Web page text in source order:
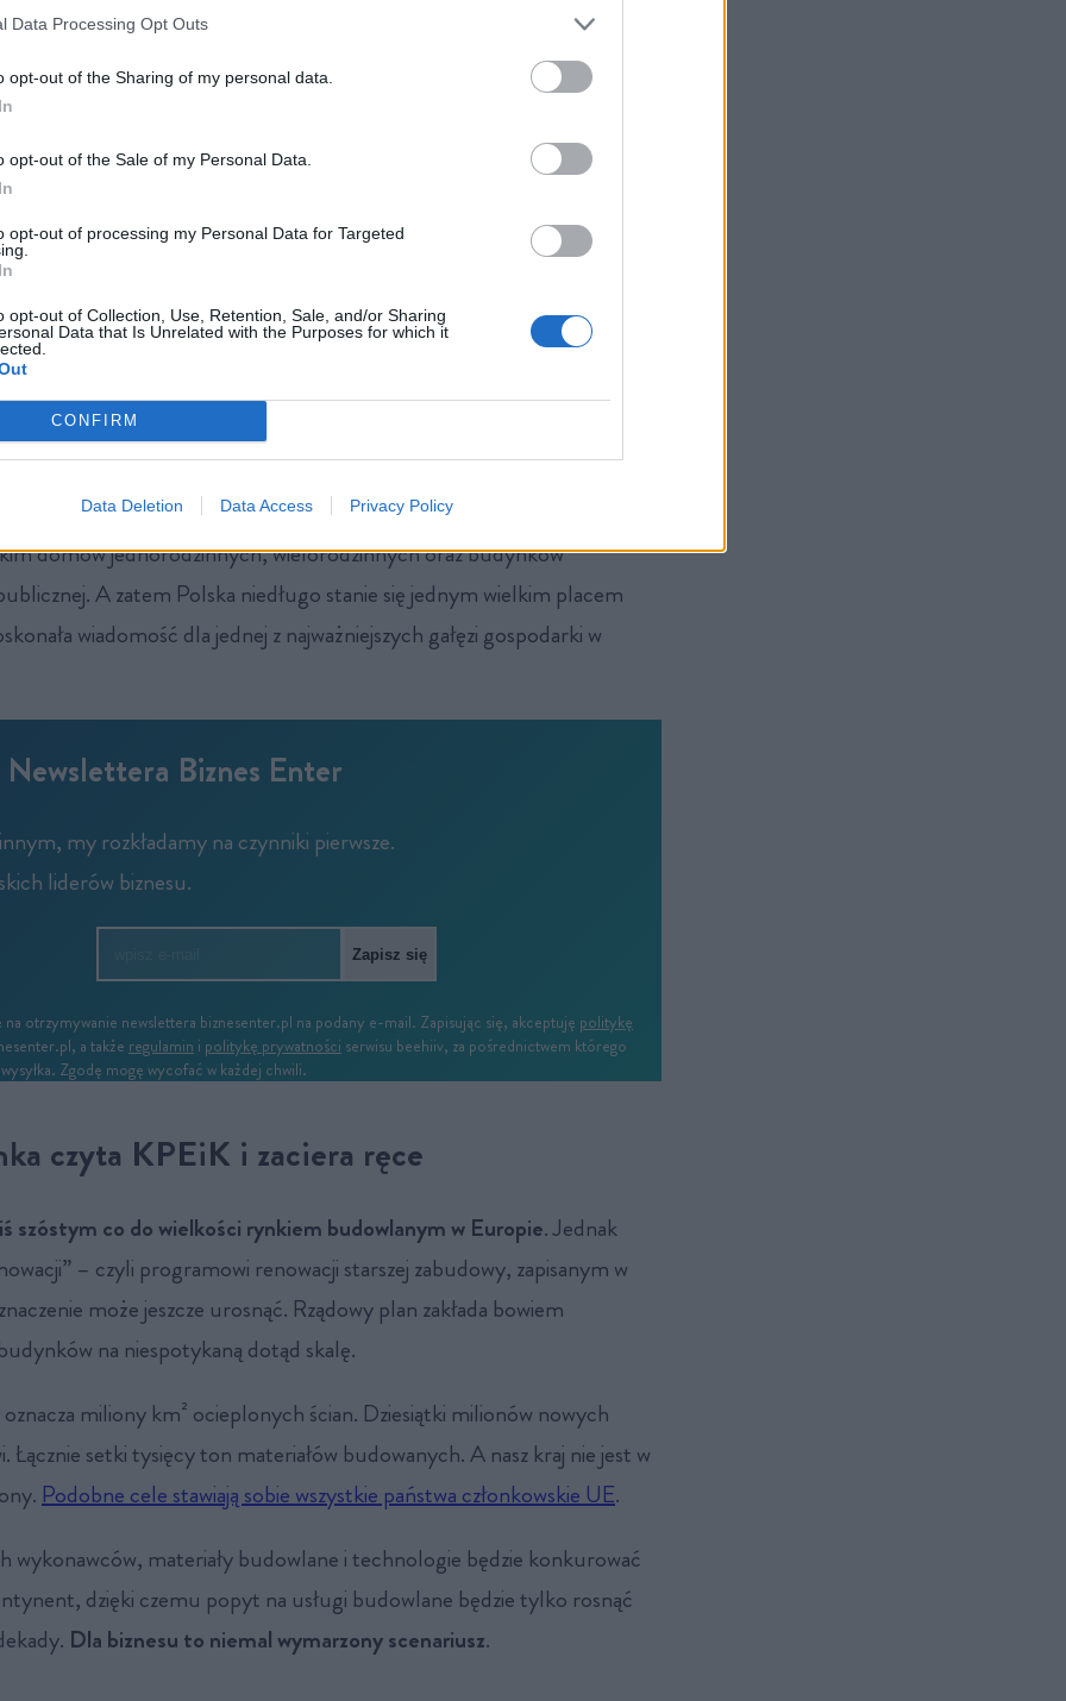
Data Processing Opt Outs
opt-out of the Sharing of my personal data.
opt-out of the Sale of my Personal Data.
opt-out of processing my Personal Data for Targeted
opt-out of Collection, Use, Retention, Sale, and/or Sharing
Data that Is Unrelated with the Purposes for which it
CONFIRM
Data Deletion Data Access Privacy Policy
się do szeroko zakrojonej akcji modernizacji starszych budynków.
plany wynikają bezpośrednio z unijnej polityki klimatycznej. Nie bez
W całej Unii Europejskiej budynki odpowiadają za około 40 proc.
oraz 36 proc. bezpośrednich i pośrednich emisji gazów cieplarnianych.
te wartości trzeba znacząco obniżyć.
rocznie ok. 2 proc. zasobu dla poszczególnych typów budynków
domów jednorodzinnych, wielorodzinnych oraz budynków
A zatem Polska niedługo stanie się jednym wielkim placem
wiadomość dla jednej z najważniejszych gałęzi gospodarki w
Newslettera Biznes Enter
my rozkładamy na czynniki pierwsze.
liderów biznesu.
Zapisz się
otrzymywanie newslettera biznesenter.pl na podany e-mail. Zapisując się, akceptuję politykę
a także regulamin i politykę prywatności serwisu beehiiv, za pośrednictwem którego
Zgodę mogę wycofać w każdej chwili.
czyta KPEiK i zaciera ręce
szóstym co do wielkości rynkiem budowlanym w Europie. Jednak
– czyli programowi renowacji starszej zabudowy, zapisanym w
może jeszcze urosnąć. Rządowy plan zakłada bowiem
na niespotykaną dotąd skalę.
oznacza miliony km² ocieplonych ścian. Dziesiątki milionów nowych
Łącznie setki tysięcy ton materiałów budowanych. A nasz kraj nie jest w
Podobne cele stawiają sobie wszystkie państwa członkowskie UE.
wykonawców, materiały budowlane i technologie będzie konkurować
dzięki czemu popyt na usługi budowlane będzie tylko rosnąć
Dla biznesu to niemal wymarzony scenariusz.